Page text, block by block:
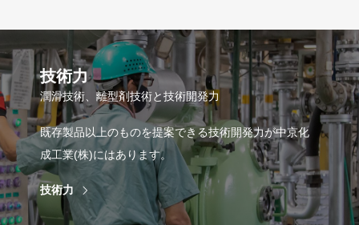
技術力
潤滑技術、離型剤技術と技術開発力
既存製品以上のものを提案できる技術開発力が中京化
成工業(株)にはあります。
技術力